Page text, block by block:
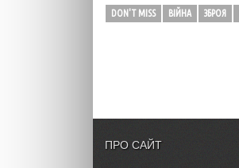
DON'T MISS ВІЙНА ЗБРОЯ
ПРО САЙТ